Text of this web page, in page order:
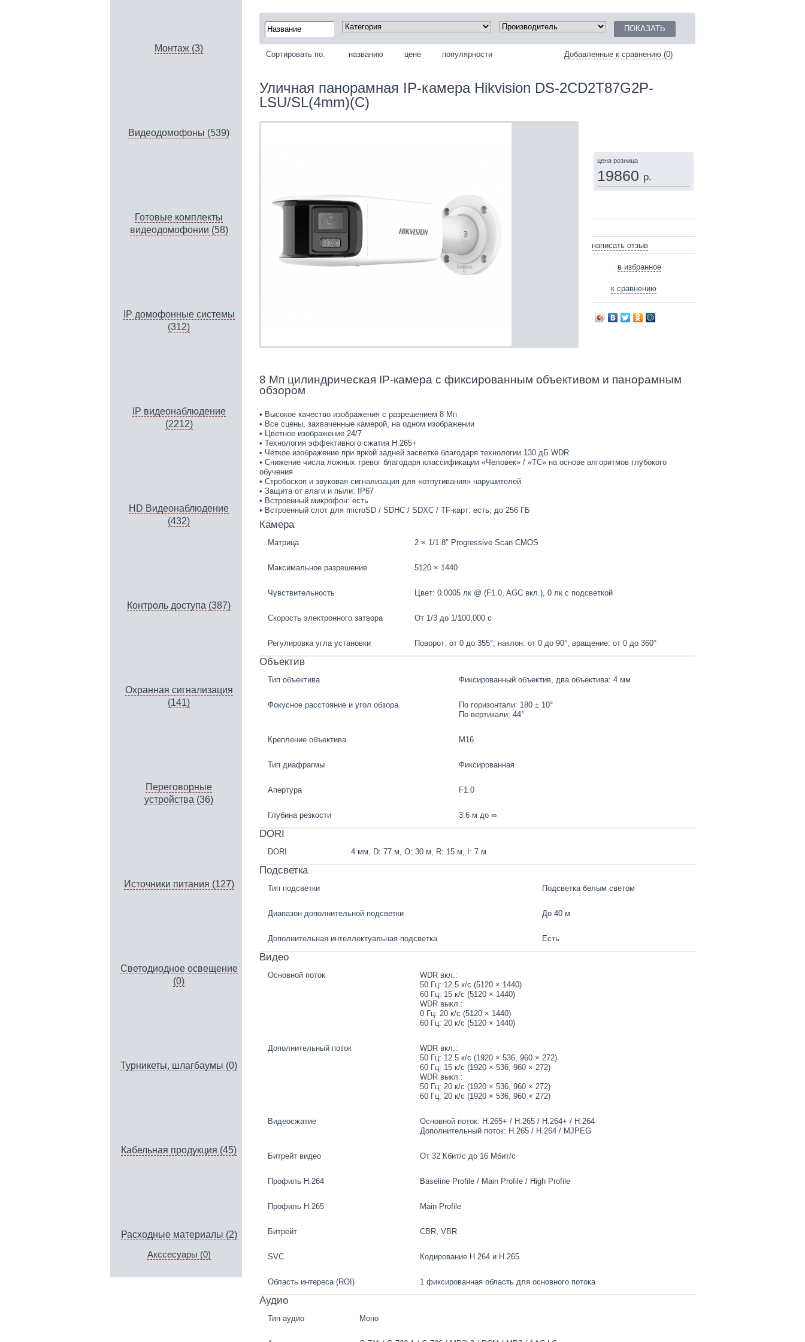
Монтаж (3)
Видеодомофоны (539)
Готовые комплекты
видеодомофонии (58)
IP домофонные системы
(312)
IP видеонаблюдение
(2212)
HD Видеонаблюдение
(432)
Контроль доступа (387)
Охранная сигнализация
(141)
Переговорные
устройства (36)
Источники питания (127)
Светодиодное освещение
(0)
Турникеты, шлагбаумы (0)
Кабельная продукция (45)
Расходные материалы (2)
Акссесуары (0)
Добавленные к сравнению (0)
Сортировать по: названию цене популярности
Уличная панорамная IP‑камера Hikvision DS-2CD2T87G2P-
LSU/SL(4mm)(C)
цена розница
19860 р.
написать отзыв
в избранное
к сравнению
8 Мп цилиндрическая IP-камера с фиксированным объективом и панорамным
обзором
• Высокое качество изображения с разрешением 8 Мп
• Все сцены, захваченные камерой, на одном изображении
• Цветное изображение 24/7
• Технология эффективного сжатия H.265+
• Четкое изображение при яркой задней засветке благодаря технологии 130 дБ WDR
• Снижение числа ложных тревог благодаря классификации «Человек» / «ТС» на основе алгоритмов глубокого
обучения
• Стробоскоп и звуковая сигнализация для «отпугивания» нарушителей
• Защита от влаги и пыли: IP67
• Встроенный микрофон: есть
• Встроенный слот для microSD / SDHC / SDXC / TF-карт: есть, до 256 ГБ
Камера
Матрица 2 × 1/1.8″ Progressive Scan CMOS
Максимальное разрешение 5120 × 1440
Чувствительность Цвет: 0.0005 лк @ (F1.0, AGC вкл.), 0 лк с подсветкой
Скорость электронного затвора От 1/3 до 1/100,000 с
Регулировка угла установки Поворот: от 0 до 355°; наклон: от 0 до 90°, вращение: от 0 до 360°
Объектив
Тип объектива Фиксированный объектив, два объектива: 4 мм
Фокусное расстояние и угол обзора
По горизонтали: 180 ± 10°
По вертикали: 44°
Крепление объектива M16
Тип диафрагмы Фиксированная
Апертура F1.0
Глубина резкости 3.6 м до ∞
DORI
DORI 4 мм, D: 77 м, O: 30 м, R: 15 м, I: 7 м
Подсветка
Тип подсветки Подсветка белым светом
Диапазон дополнительной подсветки До 40 м
Дополнительная интеллектуальная подсветка Есть
Видео
Основной поток
WDR вкл.:
50 Гц: 12.5 к/с (5120 × 1440)
60 Гц: 15 к/с (5120 × 1440)
WDR выкл.:
0 Гц: 20 к/с (5120 × 1440)
60 Гц: 20 к/с (5120 × 1440)
Дополнительный поток
WDR вкл.:
50 Гц: 12.5 к/с (1920 × 536, 960 × 272)
60 Гц: 15 к/с (1920 × 536, 960 × 272)
WDR выкл.:
50 Гц: 20 к/с (1920 × 536, 960 × 272)
60 Гц: 20 к/с (1920 × 536, 960 × 272)
Видеосжатие
Основной поток: H.265+ / H.265 / H.264+ / H.264
Дополнительный поток: H.265 / H.264 / MJPEG
Битрейт видео От 32 Кбит/с до 16 Мбит/с
Профиль H.264 Baseline Profile / Main Profile / High Profile
Профиль H.265 Main Profile
Битрейт CBR, VBR
SVC Кодирование H.264 и H.265
Область интереса (ROI) 1 фиксированная область для основного потока
Аудио
Тип аудио Моно